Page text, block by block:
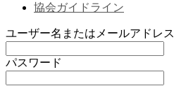
協会ガイドライン
ユーザー名またはメールアドレス
パスワード